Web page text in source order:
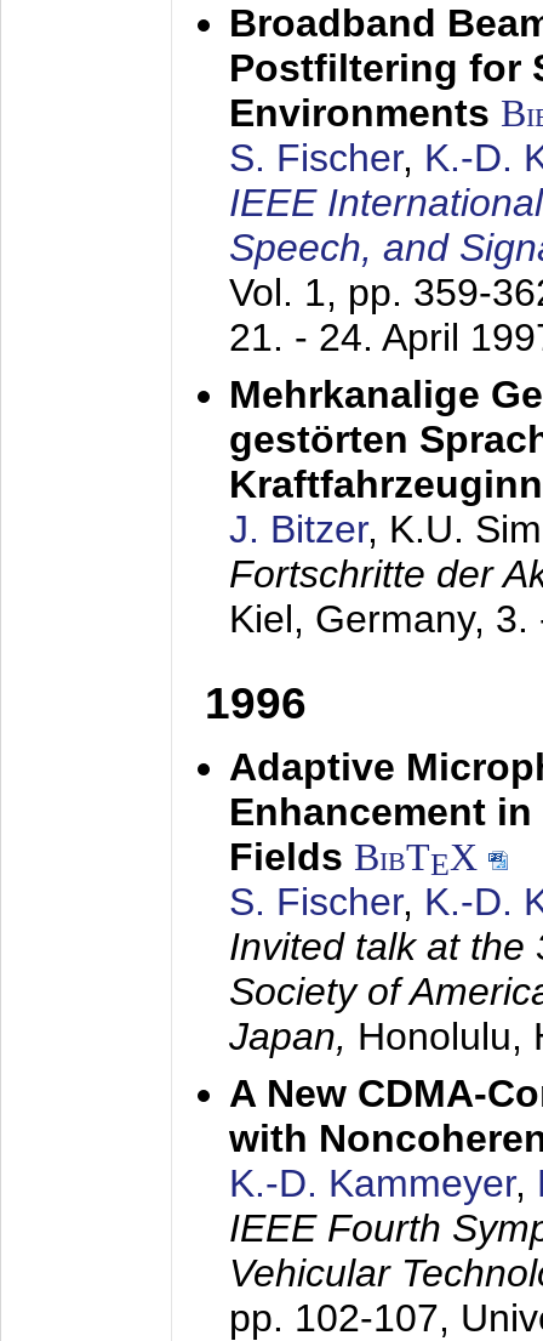
Broadband
Postfiltering for
Environments
S. Fischer, K.-D.
IEEE
Speech, and
Vol. 1, pp. 359-
21. - 24. April
Mehrkanalige
gestörten
J. Bitzer, K.U.
Fortschritte der
Kiel, Germany, 3.
1996
Adaptive
Enhancement
Fields BibTEX
S. Fischer, K.-D.
Invited talk at the
Society of
Japan, Honolulu,
A New CDMA-
with
K.-D. Kammeyer,
IEEE Fourth
Vehicular
pp. 102-107,